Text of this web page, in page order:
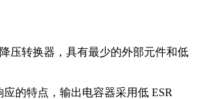
压转换器，具有最少的外部元件和低
的特点，输出电容器采用低 ESR